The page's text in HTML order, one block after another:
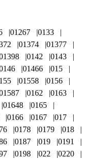
01267
0133
01374
01377
0142
0143
01466
015
01558
0156
0162
0163
01648
0165
0166 0167
017
0178 0179
018
0187 019
0191
0198 022
0220